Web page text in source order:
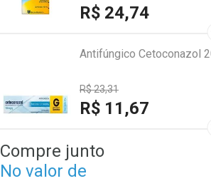
R$ 24,74
Antifúngico Cetoconazol
R$ 23,31
R$ 11,67
Compre junto
No valor de